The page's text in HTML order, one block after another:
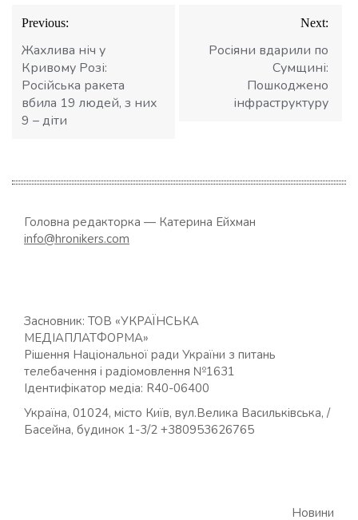
Навігація
записів
Previous:
Жахлива ніч у
Кривому Розі:
Російська ракета
вбила 19 людей, з них
9 – діти
Next:
Росіяни вдарили по
Сумщині:
Пошкоджено
інфраструктуру
Головна редакторка — Катерина Ейхман
info@hronikers.com
Засновник: ТОВ «УКРАЇНСЬКА
МЕДІАПЛАТФОРМА»
Рішення Національної ради України з питань
телебачення і радіомовлення №1631
Ідентифікатор медіа: R40-06400
Україна, 01024, місто Київ, вул.Велика Васильківська, /
Басейна, будинок 1-3/2 +380953626765
Новини